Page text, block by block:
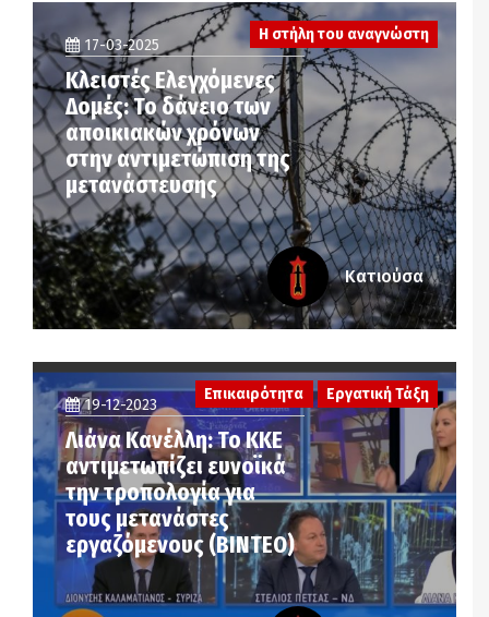
17-03-2025
Κλειστές Ελεγχόμενες
Δομές: Το δάνειο των
αποικιακών χρόνων
στην αντιμετώπιση της
μετανάστευσης
Η στήλη του αναγνώστη
Κατιούσα
19-12-2023
Λιάνα Κανέλλη: Το ΚΚΕ
αντιμετωπίζει ευνοϊκά
την τροπολογία για
τους μετανάστες
εργαζόμενους (ΒΙΝΤΕΟ)
Επικαιρότητα Εργατική Τάξη